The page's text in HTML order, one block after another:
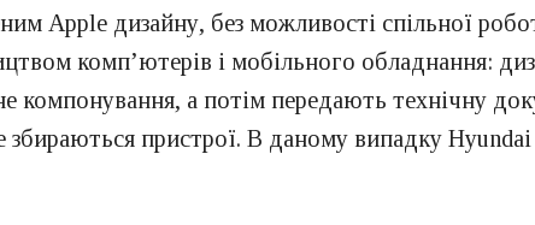
Apple дизайну, без можливості спільної
комп’ютерів і мобільного обладнання:
компонування, а потім передають технічну
пристрої. В даному випадку Hyundai